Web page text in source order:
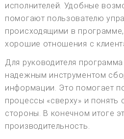
исполнителей. Удобные
помогают пользователю
происходящими в
хорошие отношения с
Для руководителя
надежным инструментом
информации. Это помогает
процессы «сверху» и понять
стороны. В конечном итоге
производительность.